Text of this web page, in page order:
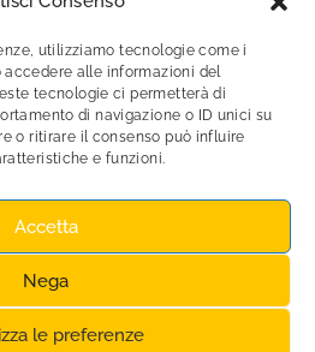
utilizziamo tecnologie come i
alle informazioni del
tecnologie ci permetterà di
di navigazione o ID unici su
o ritirare il consenso può influire
e funzioni.
Accetta
Nega
le preferenze
Piscine Noale s.r.l. | P.IVA